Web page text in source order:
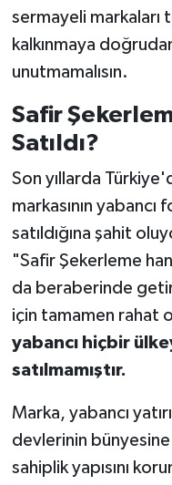
sermayeli markaları
kalkınmaya
unutmamalısın.
Safir
Satıldı?
Son yıllarda
markasının
satıldığına şahit
"Safir Şekerleme
da beraberinde
için tamamen rahat
yabancı hiçbir
satılmamıştır.
Marka, yabancı
devlerinin
sahiplik yapısını